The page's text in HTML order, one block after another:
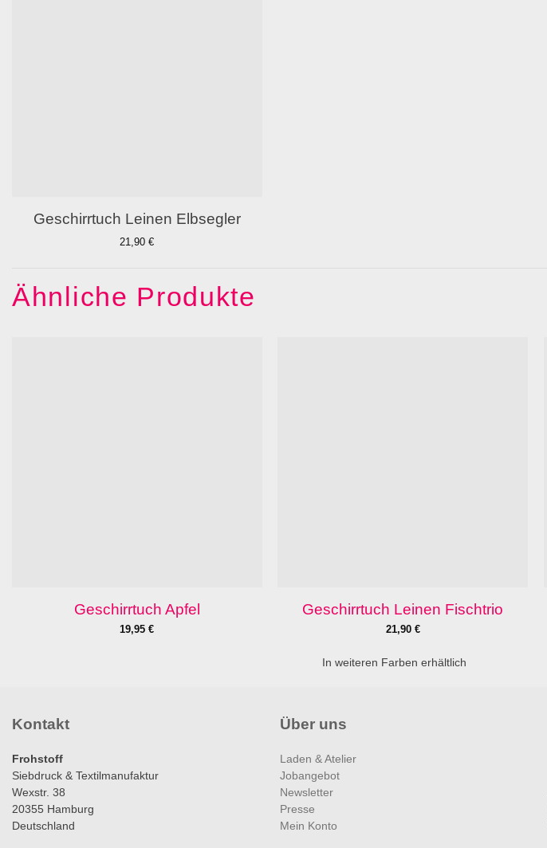
Geschirrtuch Leinen Elbsegler
21,90€
Ähnliche Produkte
Geschirrtuch Apfel
19,95€
Geschirrtuch Leinen Fischtrio
21,90 €
In weiteren Farben erhältlich
Kontakt
Frohstoff
Siebdruck & Textilmanufaktur
Wexstr. 38
20355 Hamburg
Deutschland
Über uns
Laden & Atelier
Jobangebot
Newsletter
Presse
Mein Konto